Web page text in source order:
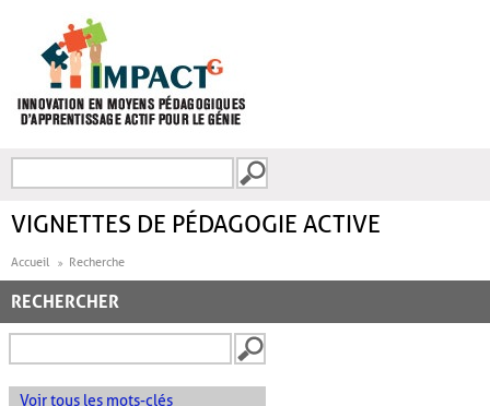
FORMULAIRE DE
VIGNETTES DE PÉDAGOGIE ACTIVE
Accueil Recherche
RECHERCHER
Voir tous les mots-clés